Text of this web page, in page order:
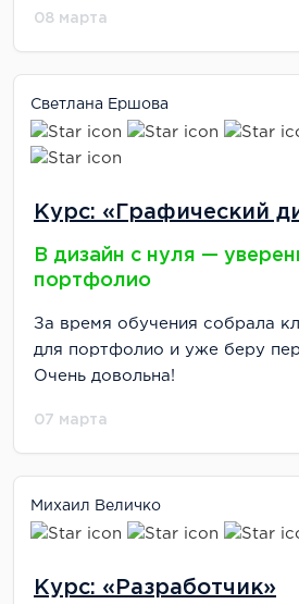
08 марта
Светлана Ершова
Курс: «Графический
В дизайн с нуля —
портфолио
За время обучения собрала
для портфолио и уже беру
Очень довольна!
07 марта
Михаил Величко
Курс: «Разработчик»